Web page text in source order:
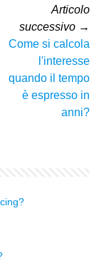
Articolo
successivo →
Come si calcola
l'interesse
quando il tempo
è espresso in
anni?